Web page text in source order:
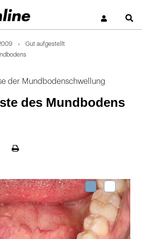
Gut aufgestellt
der Mundbodenschwellung
des Mundbodens
Seite